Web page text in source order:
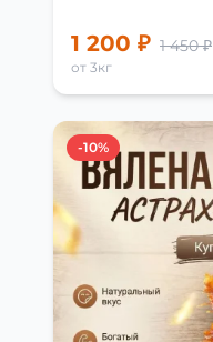
1 200 ₽ 1 450 ₽
от 3кг
-10%